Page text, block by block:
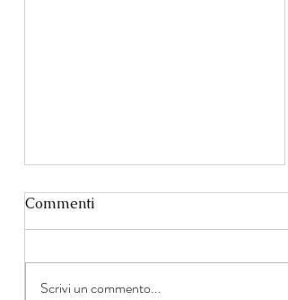
Commenti
Scrivi un commento...